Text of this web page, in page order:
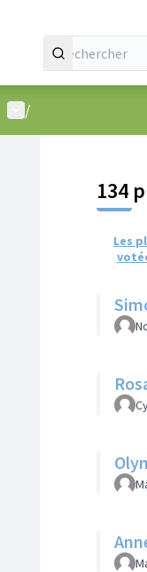
Menu utilisateur
/
134
Les